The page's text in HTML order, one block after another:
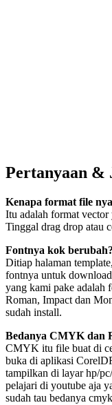
Pertanyaan &
Kenapa format file
Itu adalah format
Tinggal drag drop atau
Fontnya kok berubah?
Ditiap halaman
fontnya untuk
yang kami pake adalah
Roman, Impact dan
sudah install.
Bedanya CMYK dan
CMYK itu file buat di
buka di aplikasi
tampilkan di layar hp/
pelajari di youtube aja
sudah tau bedanya